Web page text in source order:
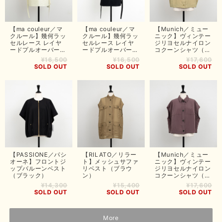
【ma couleur／マ
クルール】幾何ラッ
セルレース レイヤ
ードプルオーバー
（オフホワイト）
¥16,500
SOLD OUT
【ma couleur／マ
クルール】幾何ラッ
セルレース レイヤ
ードプルオーバー
（ブラック）¥16,500
SOLD OUT
【Munich／ミュー
ニック】ヴィンテー
ジリヨセルナイロン
コクーンシャツ（ベ
¥17,600
SOLD OUT
【PASSIONE／パシ
オーネ】フロントジ
ップバルーンベスト
（ブラック）
¥14,300
SOLD OUT
【RILATO／リラー
ト】メッシュサファ
リベスト（ブラウ
ン）
¥15,400
SOLD OUT
【Munich／ミュー
ニック】ヴィンテー
ジリヨセルナイロン
コクーンシャツ（パ
¥17,600
SOLD OUT
More